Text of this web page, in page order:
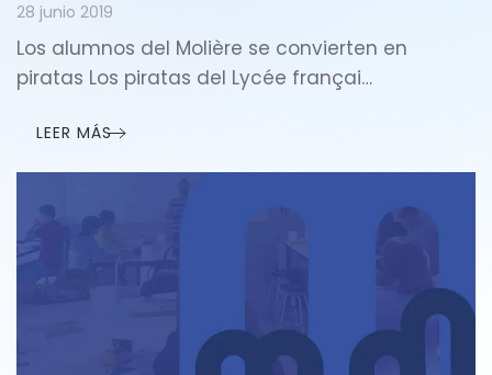
28 junio 2019
Los alumnos del Molière se convierten en
piratas Los piratas del Lycée françai…
LEER MÁS